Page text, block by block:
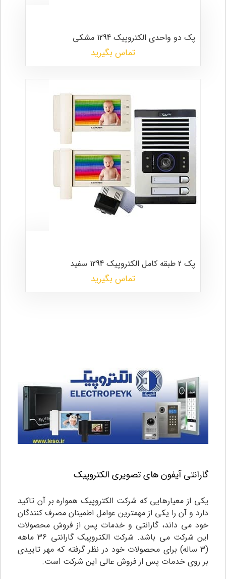
پک دو واحدی الکتروپیک 1294 مشکی
تماس بگیرید
پک 2 طبقه کامل الکتروپیک 1294 سفید
تماس بگیرید
گارانتی آیفون های تصویری الکتروپیک
یکی از معیارهایی که شرکت الکتروپیک همواره بر آن تاکید
دارد و آن را یکی از مهمترین عوامل اطمینان مصرف کنندگان
خود می داند، گارانتی و خدمات پس از فروش محصولات
این شرکت می باشد. شرکت الکتروپیک گارانتی 36 ماهه
(3 ساله) برای محصولات خود در نظر گرفته که مهر تاییدی
بر روی خدمات پس از فروش عالی این شرکت است.